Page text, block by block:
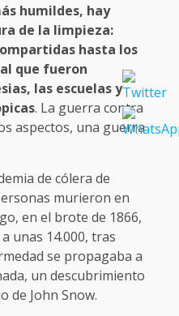
humildes, hay
de la limpieza:
hasta los
que fueron
las escuelas y
. La guerra contra
aspectos, una guerra
de cólera de
murieron en
en el brote de 1866,
unas 14.000, tras
se propagaba a
un descubrimiento
de John Snow.